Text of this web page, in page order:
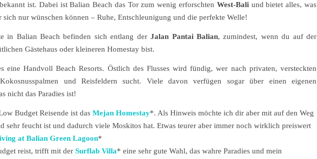
ist. Dabei ist Balian Beach das Tor zum wenig erforschten West-Baliund bietet alles, was
sich nur wünschen können – Ruhe, Entschleunigung und die perfekte Welle!
in Balian Beach befinden sich entlang derJalan Pantai Balian, zumindest, wenn du auf der
Gästehaus oder kleineren Homestay bist.
eine Handvoll Beach Resorts. Östlich des Flusses wird fündig, wer nach privaten, versteckten
und Reisfeldern sucht. Viele davon verfügen sogar über einen eigenen
nicht das Paradies ist!
Budget Reisende ist das Mejan Homestay*. Als Hinweis möchte ich dir aber mit auf den Weg
sehr feucht ist und dadurch viele Moskitos hat. Etwas teurer aber immer noch wirklich preiswert
at Balian Green Lagoon*
reist, trifft mit der Surflab Villa* eine sehr gute Wahl, das wahre Paradies und mein